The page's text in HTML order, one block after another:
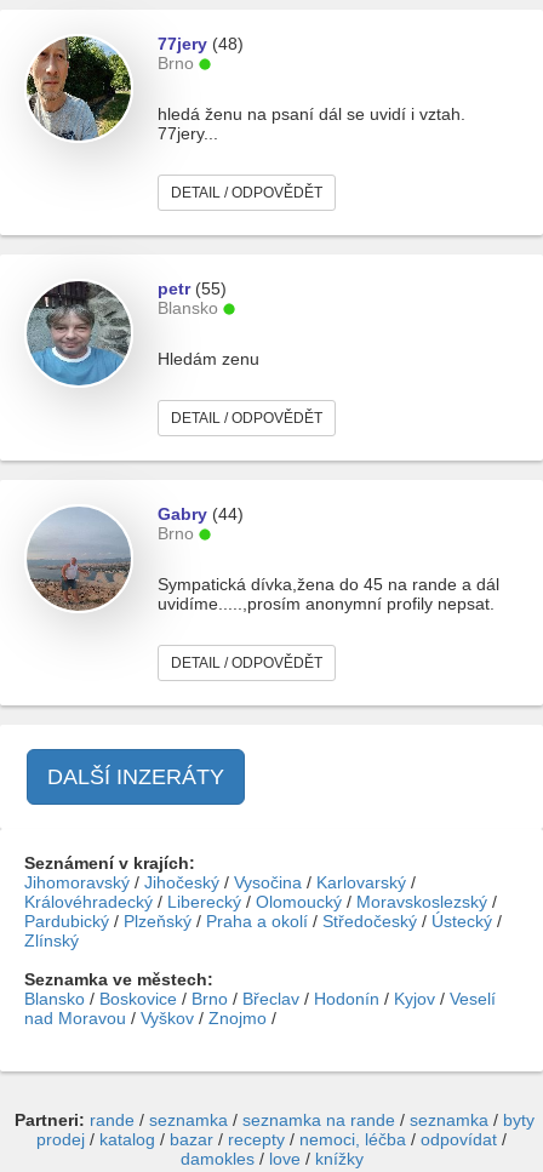
77jery (48)
Brno
hledá ženu na psaní dál se uvidí i vztah.
77jery...
DETAIL / ODPOVĚDĚT
petr(55)
Blansko
Hledám zenu
DETAIL / ODPOVĚDĚT
Gabry (44)
Brno
Sympatická dívka,žena do 45 na rande a dál
uvidíme.....,prosím anonymní profily nepsat.
DETAIL / ODPOVĚDĚT
DALŠÍ INZERÁTY
Seznámení v krajích:
Jihomoravský / Jihočeský / Vysočina / Karlovarský /
Královéhradecký / Liberecký / Olomoucký / Moravskoslezský /
Pardubický / Plzeňský / Praha a okolí / Středočeský / Ústecký /
Zlínský
Seznamka ve městech:
Blansko / Boskovice / Brno / Břeclav / Hodonín / Kyjov / Veselí
nad Moravou / Vyškov / Znojmo /
Partneri: rande/ seznamka / seznamka na rande/ seznamka / byty
prodej / katalog / bazar / recepty / nemoci, léčba / odpovídat /
damokles/ love/ knížky